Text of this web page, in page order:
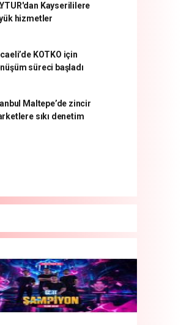
Kayserililere
hizmetler
KOTKO için
süreci başladı
Maltepe’de zincir
sıkı denetim